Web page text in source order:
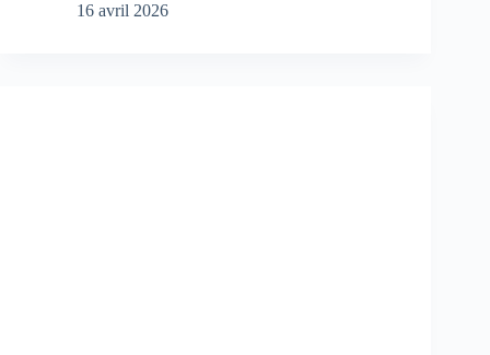
16 avril 2026